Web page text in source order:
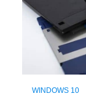
WINDOWS 10